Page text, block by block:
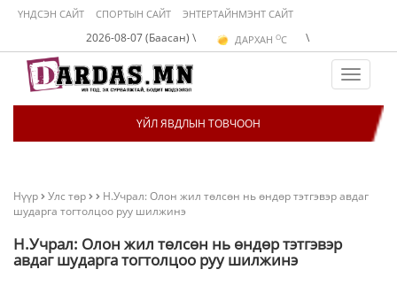
ҮНДСЭН САЙТ СПОРТЫН САЙТ ЭНТЕРТАЙНМЭНТ САЙТ
2026-08-07 (Баасан) \ ДАРХАН OC
ЭРДЭНЭТ C
\
Toggle
ҮЙЛ ЯВДЛЫН ТОВЧООН
Нүүр Улс төр
Н.Учрал: Олон жил төлсөн нь өндөр тэтгэвэр авдаг
шударга тогтолцоо руу шилжинэ
Н.Учрал: Олон жил төлсөн нь өндөр тэтгэвэр
авдаг шударга тогтолцоо руу шилжинэ